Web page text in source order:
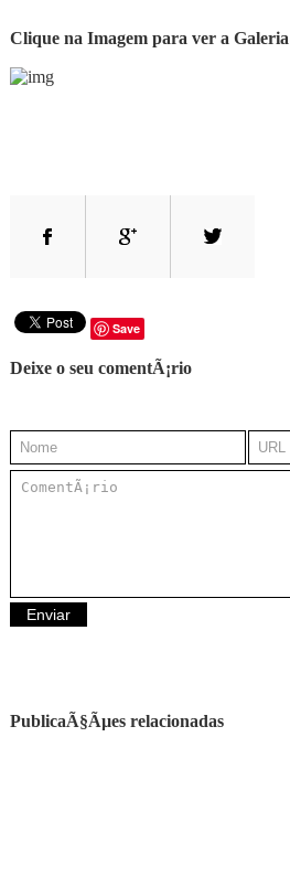
Clique na Imagem para ver a Galeria
Save
Deixe o seu comentÃ¡rio
PublicaÃ§Ãµes relacionadas